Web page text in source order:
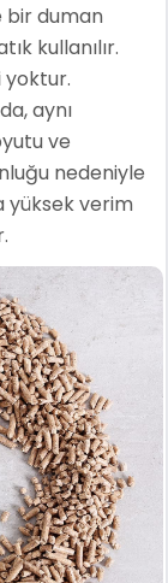
bir duman
kullanılır.
yoktur.
aynı
ve
nedeniyle
yüksek verim